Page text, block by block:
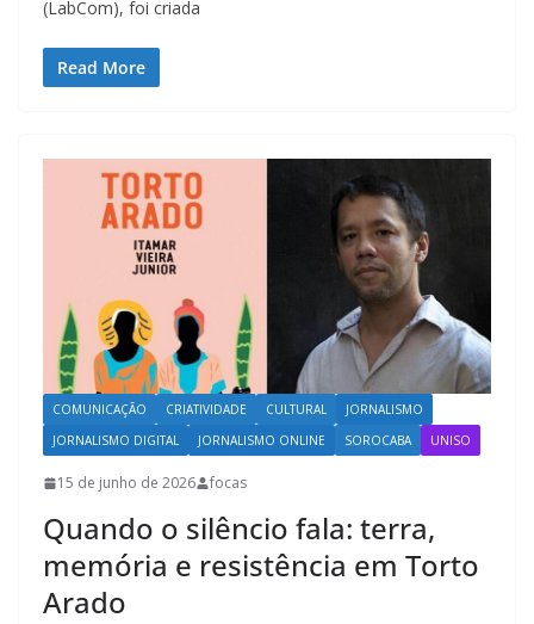
(LabCom), foi criada
Read More
COMUNICAÇÃO CRIATIVIDADE CULTURAL
JORNALISMO
JORNALISMO DIGITAL
JORNALISMO ONLINE SOROCABA UNISO
15 de junho de 2026 focas
Quando o silêncio fala: terra,
memória e resistência em Torto
Arado